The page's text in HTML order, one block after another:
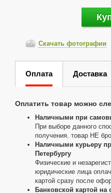
Скачать фотографии
Оплата Доставка
Оплатить товар можно
Наличными при
При выборе данного
получения, товар НЕ
Наличными курьеру
Петербургу
Физические и
юридические лица
картой сразу после
Банковской картой на